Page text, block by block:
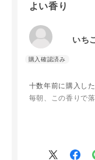
よい香り
いちこ
十数年前に購入し
毎朝、この香りで
ウオークインクロ